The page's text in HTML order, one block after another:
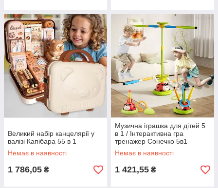
Великий набір канцелярії у
валізі Капібара 55 в 1
Немає в наявності
1 786,05 ₴
Музична іграшка для дітей 5
в 1 / Інтерактивна гра
тренажер Сонечко 5в1
Немає в наявності
1 421,55 ₴